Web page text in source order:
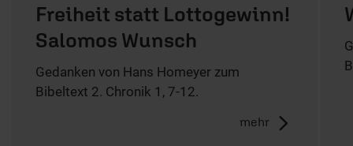
Freiheit statt Lottogewinn!
Salomos Wunsch
Gedanken von Hans Homeyer zum
Bibeltext 2. Chronik 1, 7-12.
mehr